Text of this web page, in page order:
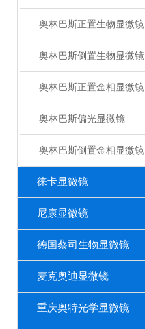
奥林巴斯正置生物显微镜
奥林巴斯倒置生物显微镜
奥林巴斯正置金相显微镜
奥林巴斯偏光显微镜
奥林巴斯倒置金相显微镜
徕卡显微镜
尼康显微镜
德国蔡司生物显微镜
麦克奥迪显微镜
重庆奥特光学显微镜